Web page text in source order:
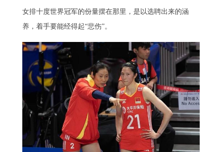
女排十度世界冠军的份量摆在那里，是以选聘出来的涵
养，着手要能经得起“悲伤”。